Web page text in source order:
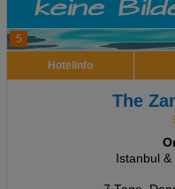
5
Hotelinfo
The
Istanbul